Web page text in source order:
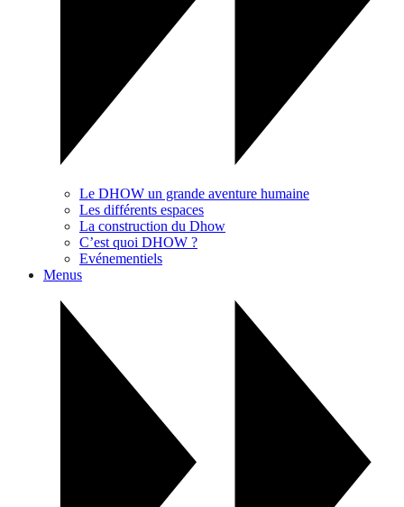
Le DHOW un grande aventure humaine
Les différents espaces
La construction du Dhow
C’est quoi DHOW ?
Evénementiels
Menus